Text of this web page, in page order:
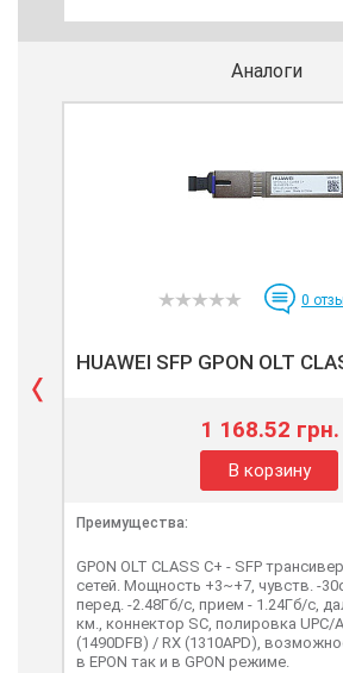
Аналоги
0
HUAWEI SFP GPON OLT
1 168.52 грн.
В корзину
Преимущества:
GPON OLT CLASS C+ - SFP
сетей. Мощность +3~+7, чувств. -
перед. -2.48Гб/с, прием - 1.24Гб/с,
км., коннектор SC, полировка UPC/
(1490DFB) / RX (1310APD),
в EPON так и в GPON режиме.